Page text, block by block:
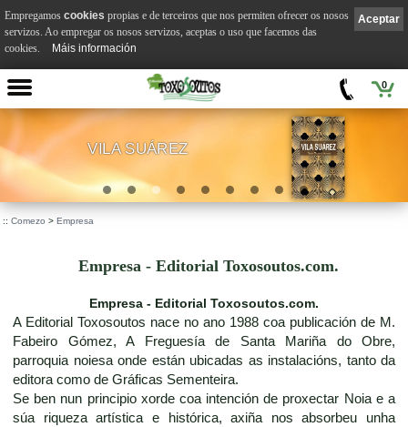
0
VILA SUÁREZ
:: Comezo > Empresa
Empresa - Editorial Toxosoutos.com.
Empresa - Editorial Toxosoutos.com.
A Editorial Toxosoutos nace no ano 1988 coa publicación de M.
Fabeiro Gómez, A Freguesía de Santa Mariña do Obre,
parroquia noiesa onde están ubicadas as instalacións, tanto da
editora como de Gráficas Sementeira.
Se ben nun principio xorde coa intención de proxectar Noia e a
súa riqueza artística e histórica, axiña nos absorbeu unha
Aceptar
Empregamos cookies propias e de terceiros que nos permiten ofrecer os nosos
servizos. Ao empregar os nosos servizos, aceptas o uso que facemos das
cookies.
Máis información